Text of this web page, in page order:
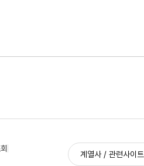
계열사 / 관련사이트